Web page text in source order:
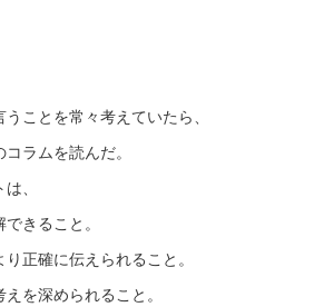
ことを常々考えていたら、
ラムを読んだ。
、
きること。
正確に伝えられること。
を深められること。